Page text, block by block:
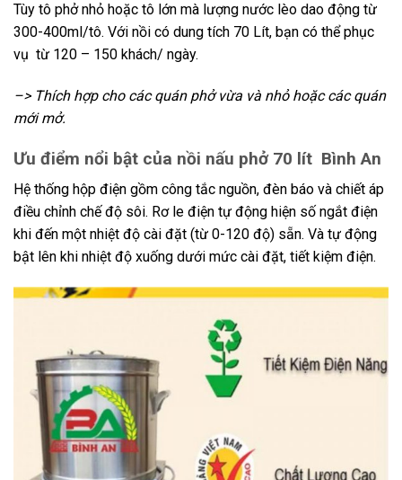
Tùy tô phở nhỏ hoặc tô lớn mà lượng nước lèo dao động từ
300-400ml/tô. Với nồi có dung tích 70 Lít, bạn có thể phục
vụ từ 120 – 150 khách/ ngày.
–> Thích hợp cho các quán phở vừa và nhỏ hoặc các quán
mới mở.
Ưu điểm nổi bật của nồi nấu phở 70 lít Bình An
Hệ thống hộp điện gồm công tắc nguồn, đèn báo và chiết áp
điều chỉnh chế độ sôi. Rơ le điện tự động hiện số ngắt điện
khi đến một nhiệt độ cài đặt (từ 0-120 độ) sẵn. Và tự động
bật lên khi nhiệt độ xuống dưới mức cài đặt, tiết kiệm điện.